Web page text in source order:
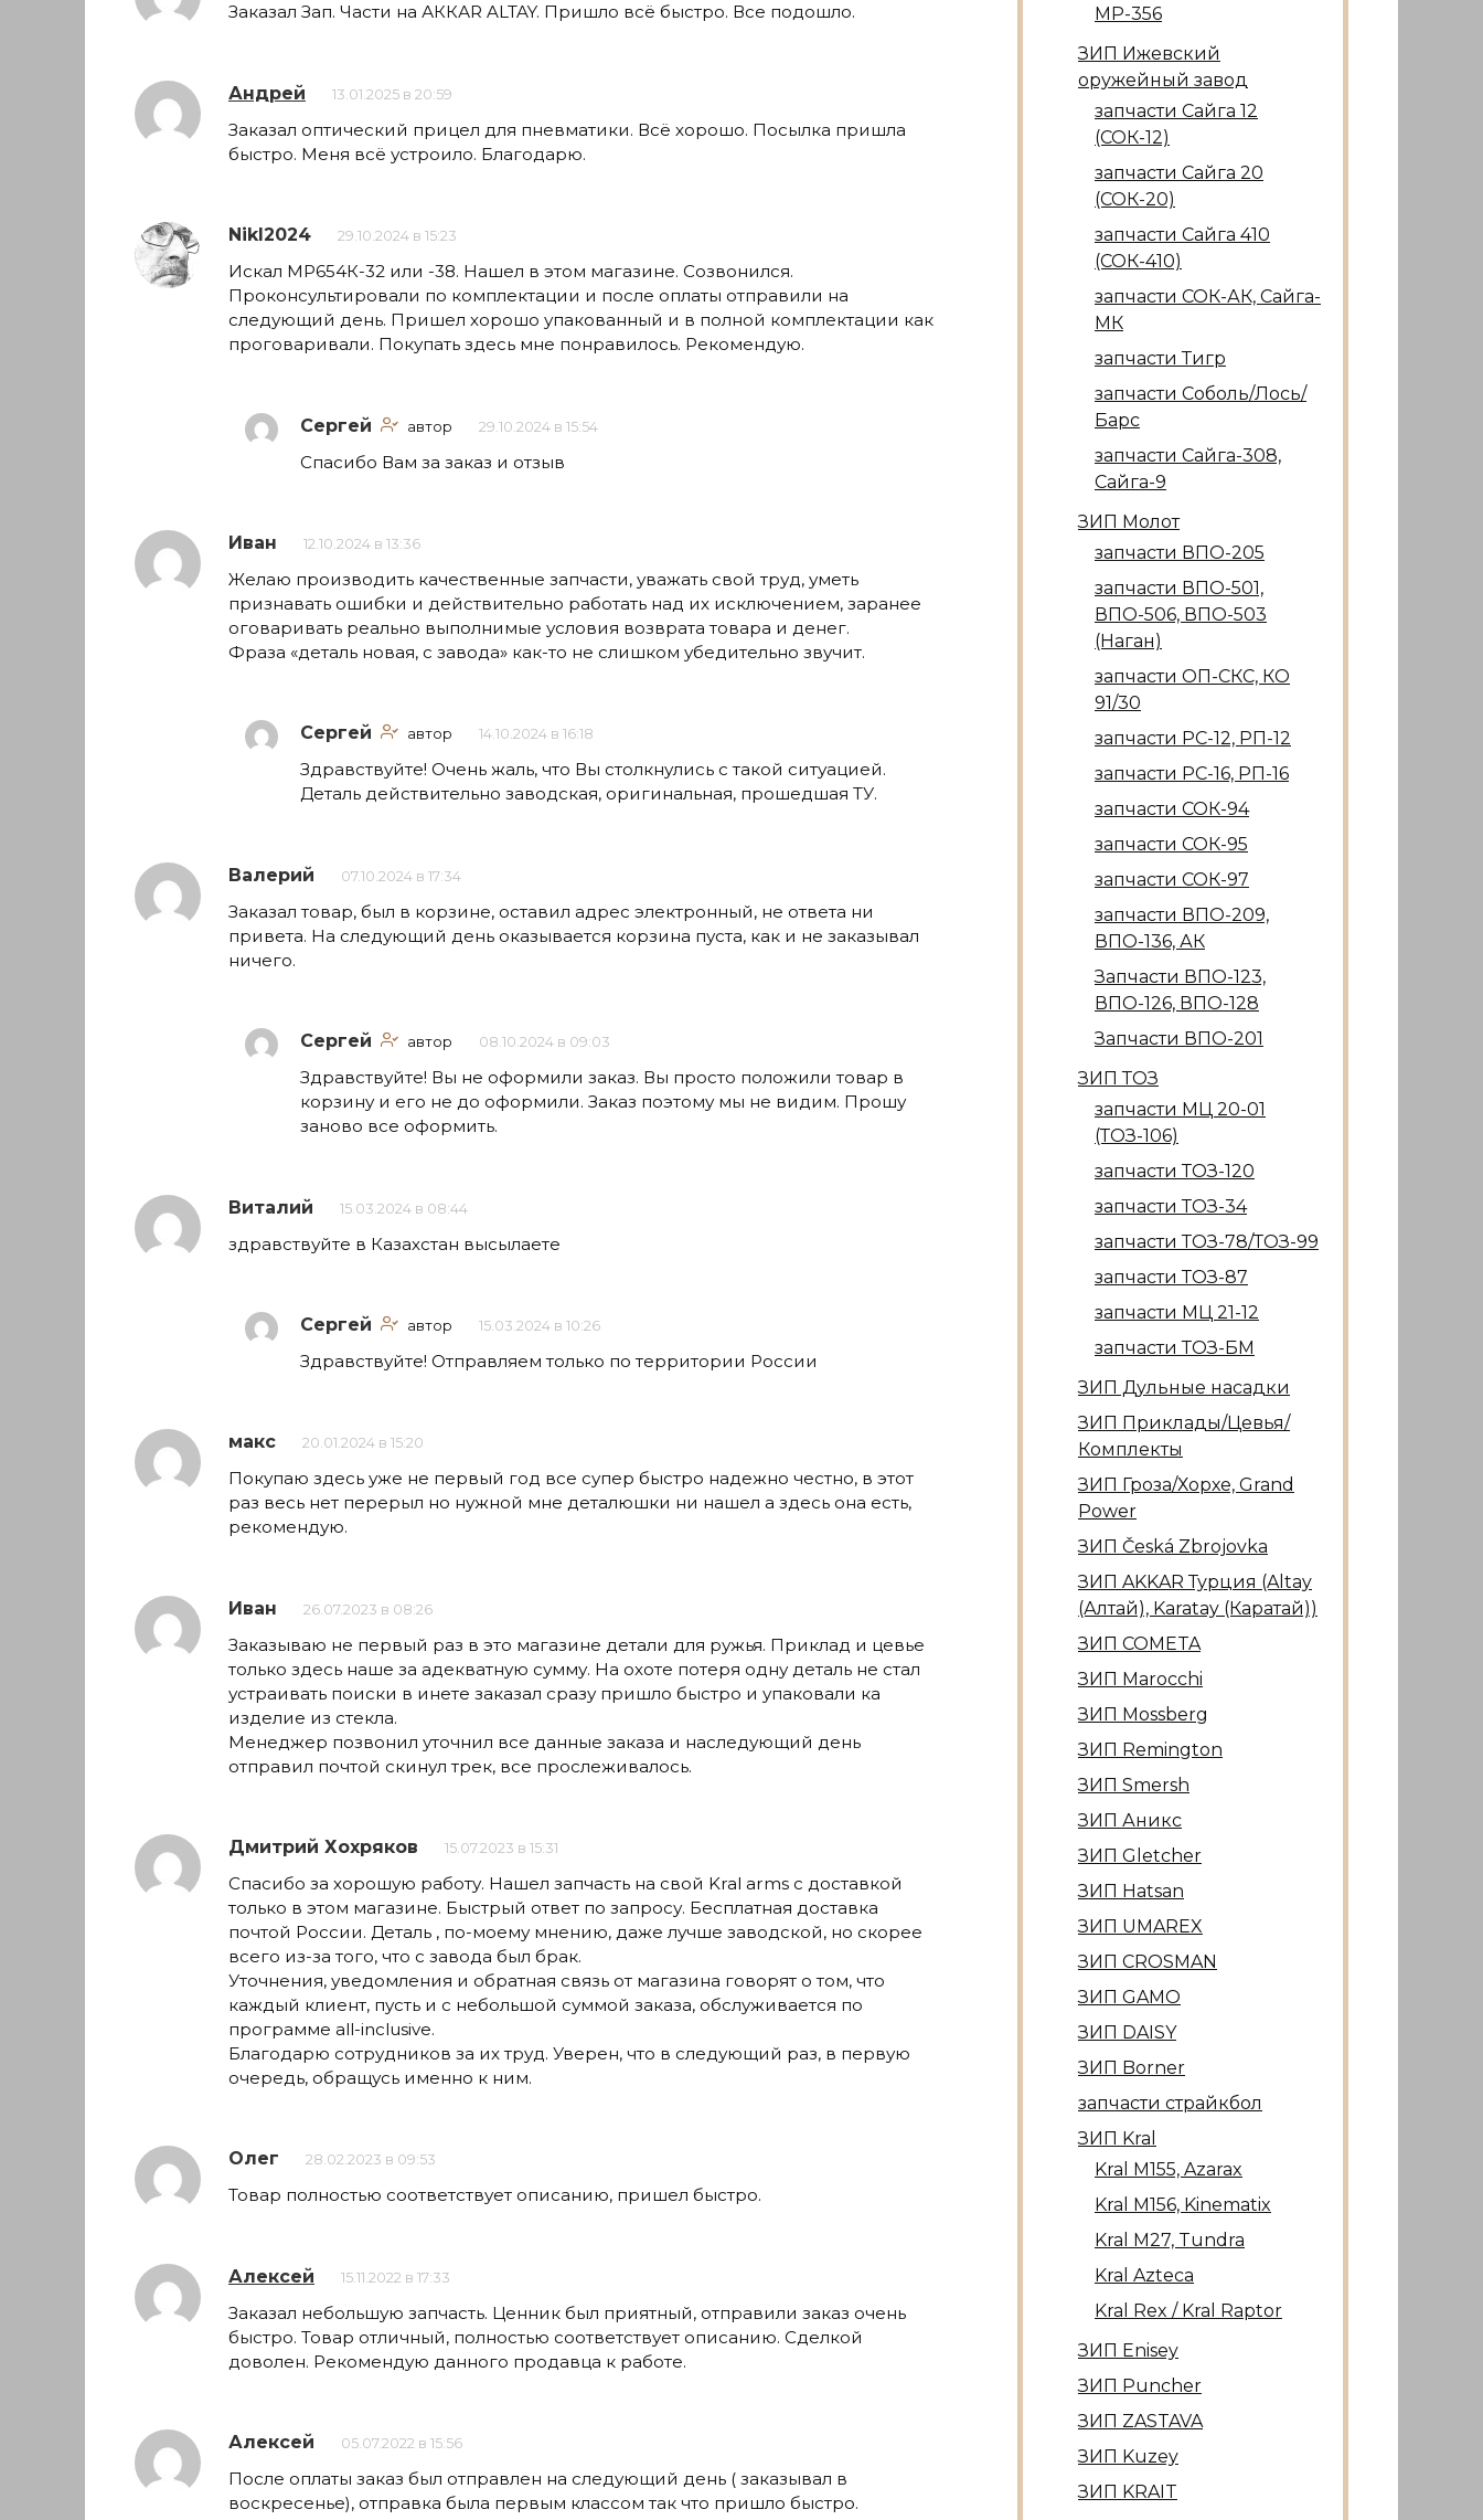
Заказал Зап. Части на АККАR ALTAY. Пришло всё быстро. Все подошло.
Андрей 13.01.2025 в 20:59
Заказал оптический прицел для пневматики. Всё хорошо. Посылка пришла
быстро. Меня всё устроило. Благодарю.
NikI2024 29.10.2024 в 15:23
Искал МР654К-32 или -38. Нашел в этом магазине. Созвонился.
Проконсультировали по комплектации и после оплаты отправили на
следующий день. Пришел хорошо упакованный и в полной комплектации как
проговаривали. Покупать здесь мне понравилось. Рекомендую.
Сергей автор 29.10.2024 в 15:54
Спасибо Вам за заказ и отзыв
Иван 12.10.2024 в 13:36
Желаю производить качественные запчасти, уважать свой труд, уметь
признавать ошибки и действительно работать над их исключением, заранее
оговаривать реально выполнимые условия возврата товара и денег.
Фраза «деталь новая, с завода» как-то не слишком убедительно звучит.
Сергей автор 14.10.2024 в 16:18
Здравствуйте! Очень жаль, что Вы столкнулись с такой ситуацией.
Деталь действительно заводская, оригинальная, прошедшая ТУ.
Валерий 07.10.2024 в 17:34
Заказал товар, был в корзине, оставил адрес электронный, не ответа ни
привета. На следующий день оказывается корзина пуста, как и не заказывал
ничего.
Сергей автор 08.10.2024 в 09:03
Здравствуйте! Вы не оформили заказ. Вы просто положили товар в
корзину и его не до оформили. Заказ поэтому мы не видим. Прошу
заново все оформить.
Виталий 15.03.2024 в 08:44
здравствуйте в Казахстан высылаете
Сергей автор 15.03.2024 в 10:26
Здравствуйте! Отправляем только по территории России
макс 20.01.2024 в 15:20
Покупаю здесь уже не первый год все супер быстро надежно честно, в этот
раз весь нет перерыл но нужной мне деталюшки ни нашел а здесь она есть,
рекомендую.
Иван 26.07.2023 в 08:26
Заказываю не первый раз в это магазине детали для ружья. Приклад и цевье
только здесь наше за адекватную сумму. На охоте потеря одну деталь не стал
устраивать поиски в инете заказал сразу пришло быстро и упаковали ка
изделие из стекла.
Менеджер позвонил уточнил все данные заказа и наследующий день
отправил почтой скинул трек, все прослеживалось.
Дмитрий Хохряков 15.07.2023 в 15:31
Спасибо за хорошую работу. Нашел запчасть на свой Kral arms с доставкой
только в этом магазине. Быстрый ответ по запросу. Бесплатная доставка
почтой России. Деталь , по-моему мнению, даже лучше заводской, но скорее
всего из-за того, что с завода был брак.
Уточнения, уведомления и обратная связь от магазина говорят о том, что
каждый клиент, пусть и с небольшой суммой заказа, обслуживается по
программе all-inclusive.
Благодарю сотрудников за их труд. Уверен, что в следующий раз, в первую
очередь, обращусь именно к ним.
Олег 28.02.2023 в 09:53
Товар полностью соответствует описанию, пришел быстро.
Алексей 15.11.2022 в 17:33
Заказал небольшую запчасть. Ценник был приятный, отправили заказ очень
быстро. Товар отличный, полностью соответствует описанию. Сделкой
доволен. Рекомендую данного продавца к работе.
Алексей 05.07.2022 в 15:56
После оплаты заказ был отправлен на следующий день ( заказывал в
воскресенье), отправка была первым классом так что пришло быстро.
МР-356
ЗИП Ижевский
оружейный завод
запчасти Сайга 12
(СОК-12)
запчасти Сайга 20
(СОК-20)
запчасти Сайга 410
(СОК-410)
запчасти СОК-АК, Сайга-
МК
запчасти Тигр
запчасти Соболь/Лось/
Барс
запчасти Сайга-308,
Сайга-9
ЗИП Молот
запчасти ВПО-205
запчасти ВПО-501,
ВПО-506, ВПО-503
(Наган)
запчасти ОП-СКС, КО
91/30
запчасти РС-12, РП-12
запчасти РС-16, РП-16
запчасти СОК-94
запчасти СОК-95
запчасти СОК-97
запчасти ВПО-209,
ВПО-136, АК
Запчасти ВПО-123,
ВПО-126, ВПО-128
Запчасти ВПО-201
ЗИП ТОЗ
запчасти МЦ 20-01
(ТОЗ-106)
запчасти ТОЗ-120
запчасти ТОЗ-34
запчасти ТОЗ-78/ТОЗ-99
запчасти ТОЗ-87
запчасти МЦ 21-12
запчасти ТОЗ-БМ
ЗИП Дульные насадки
ЗИП Приклады/Цевья/
Комплекты
ЗИП Гроза/Хорхе, Grand
Power
ЗИП Česká Zbrojovka
ЗИП AKKAR Турция (Altay
(Алтай), Karatay (Каратай))
ЗИП COMETA
ЗИП Marocсhi
ЗИП Mossberg
ЗИП Remington
ЗИП Smersh
ЗИП Аникс
ЗИП Gletcher
ЗИП Hatsan
ЗИП UMAREX
ЗИП CROSMAN
ЗИП GAMO
ЗИП DAISY
ЗИП Borner
запчасти страйкбол
ЗИП Kral
Kral М155, Azarax
Kral М156, Kinematix
Kral М27, Tundra
Kral Azteca
Kral Rex / Kral Raptor
ЗИП Enisey
ЗИП Puncher
ЗИП ZASTAVA
ЗИП Kuzey
ЗИП KRAIT